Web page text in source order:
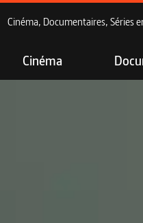
Cinéma, Documentaires, Séries
Cinéma